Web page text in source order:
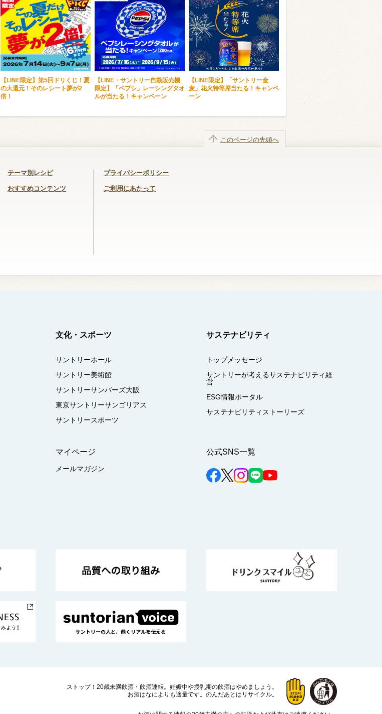
【LINE限定】第5回ドリくじ！夏
の大還元！そのレシート夢が2
倍！
【LINE・サントリー自動販売機
限定】「ペプシ」レーシングタオ
ルが当たる！キャンペーン
【LINE限定】「サントリー金
麦」花火特等席当たる！キャンペ
ーン
テーマ別レシピ
おすすめコンテンツ
プライバシーポリシー
ご利用にあたって
このページの先頭へ
文化・スポーツ
サントリーホール
サントリー美術館
サントリーサンバーズ大阪
東京サントリーサンゴリアス
サントリースポーツ
サステナビリティ
トップメッセージ
サントリーが考えるサステナビリティ経
営
ESG情報ポータル
サステナビリティストーリーズ
マイページ
メールマガジン
公式SNS一覧
ストップ！20歳未満飲酒・飲酒運転。 妊娠中や授乳期の飲酒はやめましょう。
お酒はなによりも適量です。 のんだあとはリサイクル。